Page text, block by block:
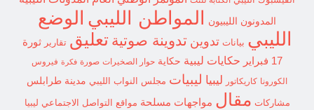
المدونون الليبيون المواطن الليبي الوضع
الليبي بيانات تدوين تدوينة صوتية تعليق تقارير
ثورة
17 فبراير
حكايات ليبية حكاية حوار الصخيرات صورة فكرة فيروس
الكورونا كاريكاتور ليبيا ليبيات مجلس النواب الليبي مدينة طرابلس
مشاركات مقال مواجهات مسلحة مواقع التواصل الاجتماعي ليبيا